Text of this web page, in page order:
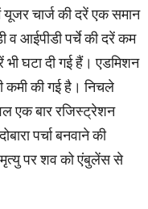
चार्ज की दरें एक समान
व आईपीडी पर्चे की दरें कम
घटा दी गई हैं। एडमिशन
कमी की गई है। निचले
एक बार रजिस्ट्रेशन
पर्चा बनवाने की
पर शव को एंबुलेंस से